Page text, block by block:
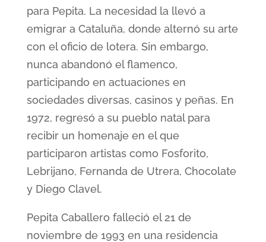
para Pepita. La necesidad la llevó a
emigrar a Cataluña, donde alternó su arte
con el oficio de lotera. Sin embargo,
nunca abandonó el flamenco,
participando en actuaciones en
sociedades diversas, casinos y peñas. En
1972, regresó a su pueblo natal para
recibir un homenaje en el que
participaron artistas como Fosforito,
Lebrijano, Fernanda de Utrera, Chocolate
y Diego Clavel.
Pepita Caballero falleció el 21 de
noviembre de 1993 en una residencia